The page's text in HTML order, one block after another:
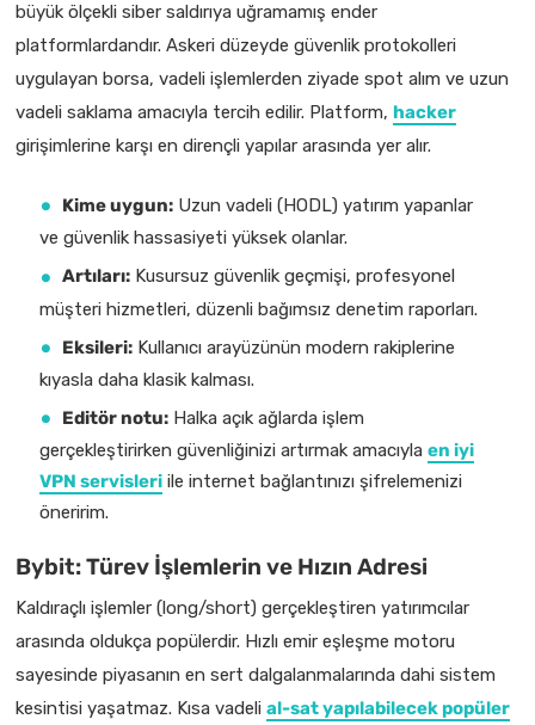
büyük ölçekli siber saldırıya uğramamış ender
platformlardandır. Askeri düzeyde güvenlik protokolleri
uygulayan borsa, vadeli işlemlerden ziyade spot alım ve uzun
vadeli saklama amacıyla tercih edilir. Platform, hacker
girişimlerine karşı en dirençli yapılar arasında yer alır.
Kime uygun: Uzun vadeli (HODL) yatırım yapanlar
ve güvenlik hassasiyeti yüksek olanlar.
Artıları: Kusursuz güvenlik geçmişi, profesyonel
müşteri hizmetleri, düzenli bağımsız denetim raporları.
Eksileri: Kullanıcı arayüzünün modern rakiplerine
kıyasla daha klasik kalması.
Editör notu: Halka açık ağlarda işlem
gerçekleştirirken güvenliğinizi artırmak amacıyla en iyi
VPN servisleri ile internet bağlantınızı şifrelemenizi
öneririm.
Bybit: Türev İşlemlerin ve Hızın Adresi
Kaldıraçlı işlemler (long/short) gerçekleştiren yatırımcılar
arasında oldukça popülerdir. Hızlı emir eşleşme motoru
sayesinde piyasanın en sert dalgalanmalarında dahi sistem
kesintisi yaşatmaz. Kısa vadeli al-sat yapılabilecek popüler